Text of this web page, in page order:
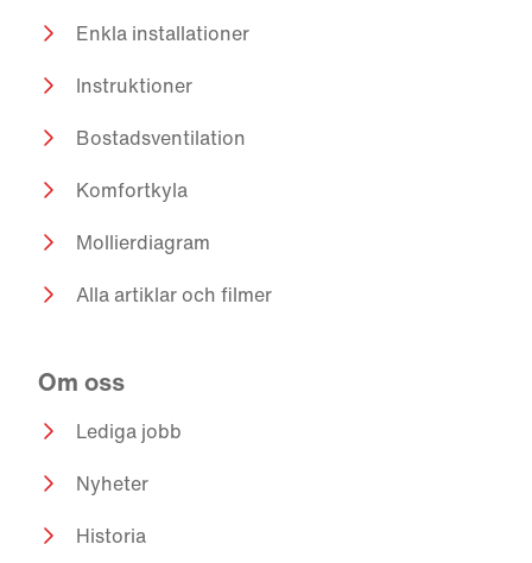
Enkla installationer
Instruktioner
Bostadsventilation
Komfortkyla
Mollierdiagram
Alla artiklar och filmer
Om oss
Lediga jobb
Nyheter
Historia